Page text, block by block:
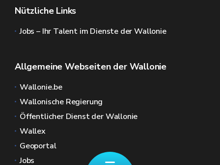
Nützliche Links
Jobs – Ihr Talent im Dienste der Wallonie
Allgemeine Webseiten der Wallonie
Wallonie.be
Wallonische Regierung
Öffentlicher Dienst der Wallonie
Wallex
Geoportal
Jobs